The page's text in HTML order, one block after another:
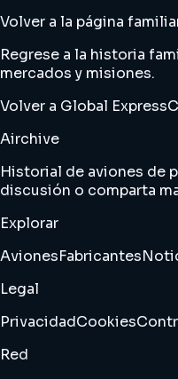
Volver a la página
Regrese a la historia
mercados y misiones.
Volver a Global Express
Airchive
Historial de aviones de
discusión o comparta
Explorar
AvionesFabricantes
Legal
PrivacidadCookies
Red